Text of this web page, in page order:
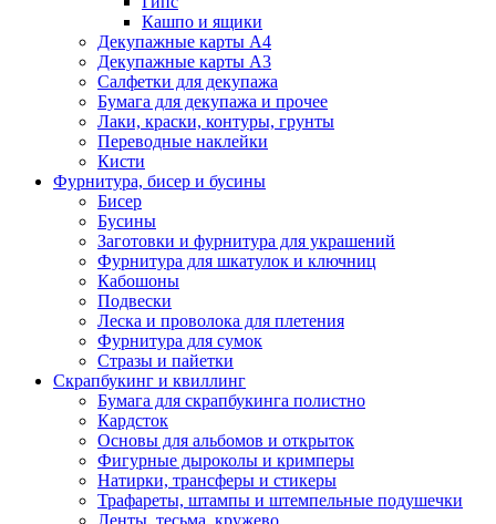
Кашпо и ящики
Декупажные карты А4
Декупажные карты А3
Салфетки для декупажа
Бумага для декупажа и прочее
Лаки, краски, контуры, грунты
Переводные наклейки
Кисти
Фурнитура, бисер и бусины
Бисер
Бусины
Заготовки и фурнитура для украшений
Фурнитура для шкатулок и ключниц
Кабошоны
Подвески
Леска и проволока для плетения
Фурнитура для сумок
Стразы и пайетки
Скрапбукинг и квиллинг
Бумага для скрапбукинга полистно
Кардсток
Основы для альбомов и открыток
Фигурные дыроколы и кримперы
Натирки, трансферы и стикеры
Трафареты, штампы и штемпельные подушечки
Ленты, тесьма, кружево